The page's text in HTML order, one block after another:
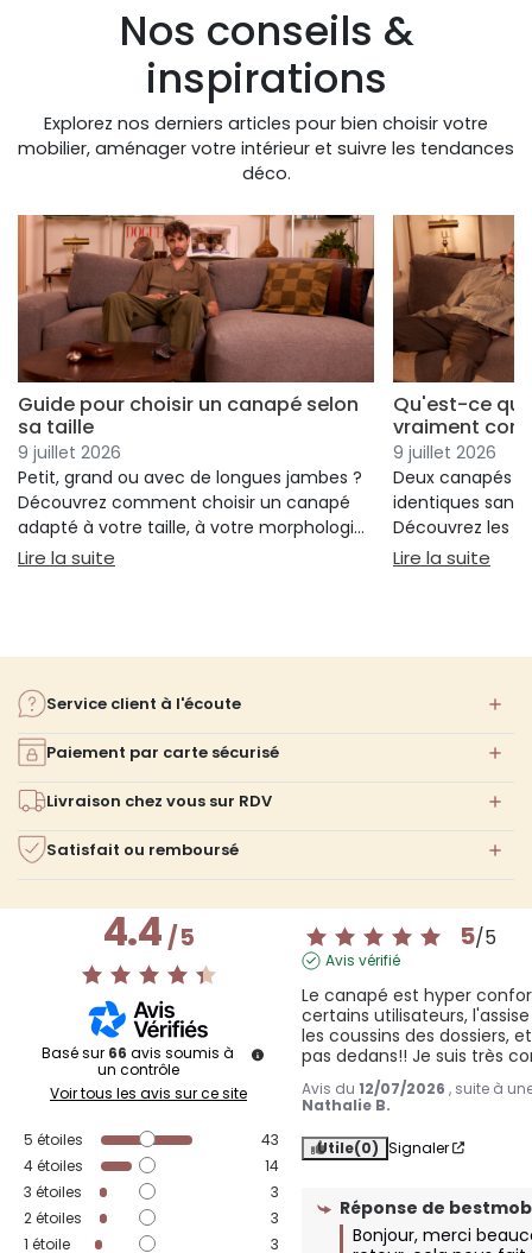
Nos conseils &
inspirations
Explorez nos derniers articles pour bien choisir votre
mobilier, aménager votre intérieur et suivre les tendances
déco.
Guide pour choisir un canapé selon
sa taille
9 juillet 2026
Petit, grand ou avec de longues jambes ?
Découvrez comment choisir un canapé
adapté à votre taille, à votre morphologie
et à votre confort.
Lire la suite : Guide pour choisir un canapé selon sa taille
Qu'est-ce qui
vraiment
9 juillet 2026
Deux canapés
identiques
Découvrez les
réellement
Lire la suite
Service client à l'écoute
Paiement par carte sécurisé
Livraison chez vous sur RDV
Satisfait ou remboursé
4.4/5
Basé sur 66 avis soumis à
un contrôle
Voir tous les avis sur ce site
5 étoiles
43
4étoiles
14
3 étoiles
3
2étoiles
3
1 étoile 3
5/5
Avis vérifié
Le canapé est hyper
certains utilisateurs,
les coussins des dossiers,
pas dedans!! Je suis très
Avis du12/07/2026 , suite à
Nathalie B.
Utile(0) Signaler
Réponse de
Bonjour, merci